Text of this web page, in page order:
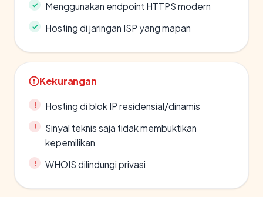
Menggunakan endpoint HTTPS modern
Hosting di jaringan ISP yang mapan
Kekurangan
Hosting di blok IP residensial/dinamis
Sinyal teknis saja tidak membuktikan
kepemilikan
WHOIS dilindungi privasi